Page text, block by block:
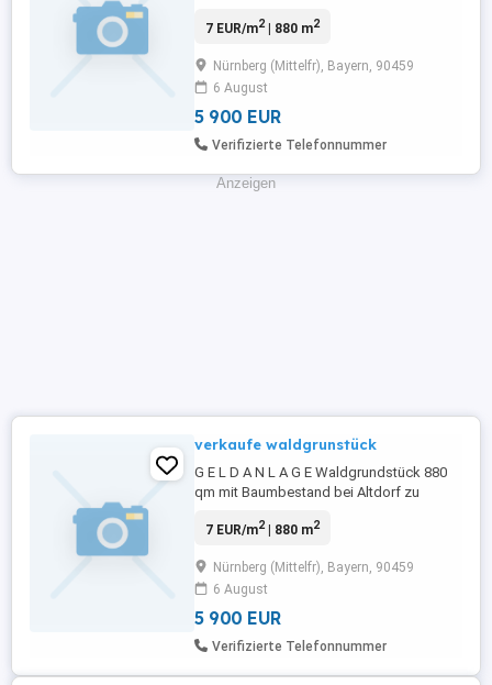
5900 Euro
7 EUR/m2| 880 m2
Nürnberg (Mittelfr), Bayern, 90459
6 August
5 900 EUR
Verifizierte Telefonnummer
Anzeigen
verkaufe waldgrunstück
G E L D A N L A G E Waldgrundstück 880
qm mit Baumbestand bei Altdorf zu
7 EUR/m2| 880 m2
Nürnberg (Mittelfr), Bayern, 90459
6 August
5 900 EUR
Verifizierte Telefonnummer